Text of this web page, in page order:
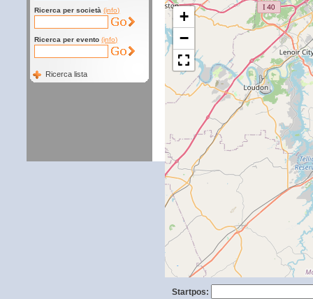
Ricerca per società (info)
Ricerca per evento (info)
Ricerca lista
+
−
Startpos: